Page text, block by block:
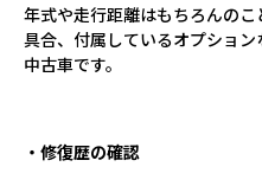
年式や走行距離はもちろんの
具合、付属しているオプショ
中古車です。
・修復歴の確認